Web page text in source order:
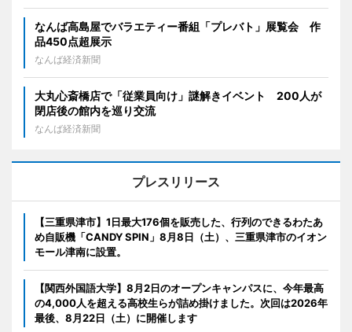
なんば高島屋でバラエティー番組「プレバト」展覧会 作
品450点超展示
なんば経済新聞
大丸心斎橋店で「従業員向け」謎解きイベント 200人が
閉店後の館内を巡り交流
なんば経済新聞
プレスリリース
【三重県津市】1日最大176個を販売した、行列のできるわたあ
め自販機「CANDY SPIN」8月8日（土）、三重県津市のイオン
モール津南に設置。
【関西外国語大学】8月2日のオープンキャンパスに、今年最高
の4,000人を超える高校生らが詰め掛けました。次回は2026年
最後、8月22日（土）に開催します